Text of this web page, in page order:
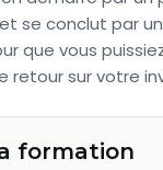
se conclut par
que vous
retour sur votre
formation